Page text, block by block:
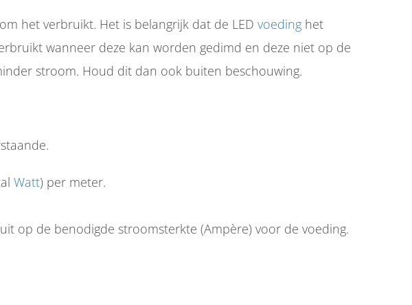
het verbruikt. Het is belangrijk dat de LED voeding het
wanneer deze kan worden gedimd en deze niet op de
stroom. Houd dit dan ook buiten beschouwing.
Watt) per meter.
op de benodigde stroomsterkte (Ampère) voor de voeding.